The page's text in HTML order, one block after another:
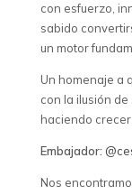
con esfuerzo,
sabido
un motor
Un homenaje a
con la ilusión
haciendo
Embajador:
Nos